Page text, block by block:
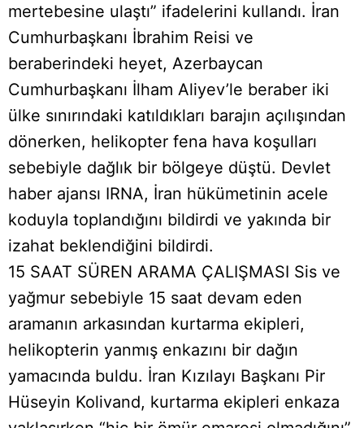
mertebesine ulaştı” ifadelerini kullandı. İran
Cumhurbaşkanı İbrahim Reisi ve
beraberindeki heyet, Azerbaycan
Cumhurbaşkanı İlham Aliyev’le beraber iki
ülke sınırındaki katıldıkları barajın açılışından
dönerken, helikopter fena hava koşulları
sebebiyle dağlık bir bölgeye düştü. Devlet
haber ajansı IRNA, İran hükümetinin acele
koduyla toplandığını bildirdi ve yakında bir
izahat beklendiğini bildirdi.
15 SAAT SÜREN ARAMA ÇALIŞMASI Sis ve
yağmur sebebiyle 15 saat devam eden
aramanın arkasından kurtarma ekipleri,
helikopterin yanmış enkazını bir dağın
yamacında buldu. İran Kızılayı Başkanı Pir
Hüseyin Kolivand, kurtarma ekipleri enkaza